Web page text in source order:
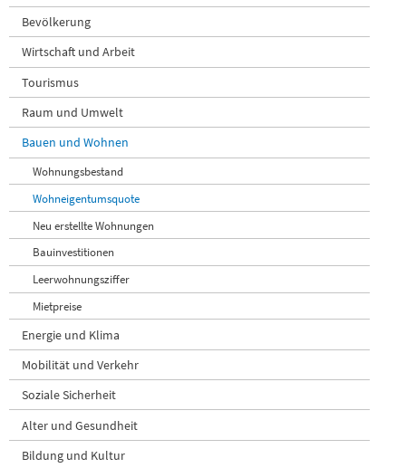
Bevölkerung
Wirtschaft und Arbeit
Tourismus
Raum und Umwelt
Bauen und Wohnen
Wohnungsbestand
Wohneigentumsquote
Neu erstellte Wohnungen
Bauinvestitionen
Leerwohnungsziffer
Mietpreise
Energie und Klima
Mobilität und Verkehr
Soziale Sicherheit
Alter und Gesundheit
Bildung und Kultur